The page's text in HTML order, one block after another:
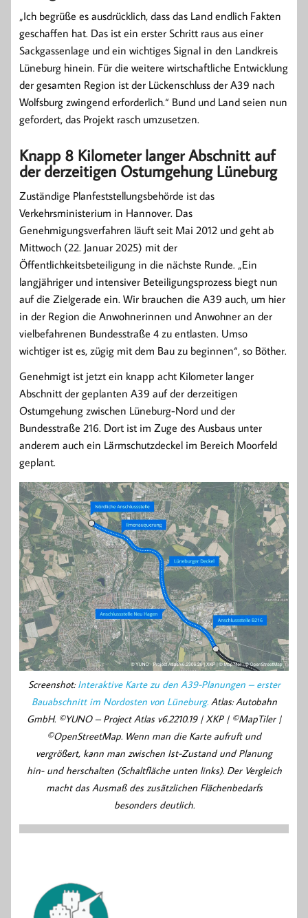
„Ich begrüße es ausdrücklich, dass das Land endlich Fakten
geschaffen hat. Das ist ein erster Schritt raus aus einer
Sackgassenlage und ein wichtiges Signal in den Landkreis
Lüneburg hinein. Für die weitere wirtschaftliche Entwicklung
der gesamten Region ist der Lückenschluss der A39 nach
Wolfsburg zwingend erforderlich.“ Bund und Land seien nun
gefordert, das Projekt rasch umzusetzen.
Knapp 8 Kilometer langer Abschnitt auf
der derzeitigen Ostumgehung Lüneburg
Zuständige Planfeststellungsbehörde ist das
Verkehrsministerium in Hannover. Das
Genehmigungsverfahren läuft seit Mai 2012 und geht ab
Mittwoch (22. Januar 2025) mit der
Öffentlichkeitsbeteiligung in die nächste Runde. „Ein
langjähriger und intensiver Beteiligungsprozess biegt nun
auf die Zielgerade ein. Wir brauchen die A39 auch, um hier
in der Region die Anwohnerinnen und Anwohner an der
vielbefahrenen Bundesstraße 4 zu entlasten. Umso
wichtiger ist es, zügig mit dem Bau zu beginnen“, so Böther.
Genehmigt ist jetzt ein knapp acht Kilometer langer
Abschnitt der geplanten A39 auf der derzeitigen
Ostumgehung zwischen Lüneburg-Nord und der
Bundesstraße 216. Dort ist im Zuge des Ausbaus unter
anderem auch ein Lärmschutzdeckel im Bereich Moorfeld
geplant.
Screenshot:Interaktive Karte zu den A39-Planungen – erster
Bauabschnitt im Nordosten von Lüneburg.Atlas: Autobahn
GmbH. ©YUNO – Project Atlas v6.2210.19 | XKP | ©MapTiler |
©OpenStreetMap. Wenn man die Karte aufruft und
vergrößert, kann man zwischen Ist-Zustand und Planung
hin- und herschalten (Schaltfläche unten links). Der Vergleich
macht das Ausmaß des zusätzlichen Flächenbedarfs
besonders deutlich.